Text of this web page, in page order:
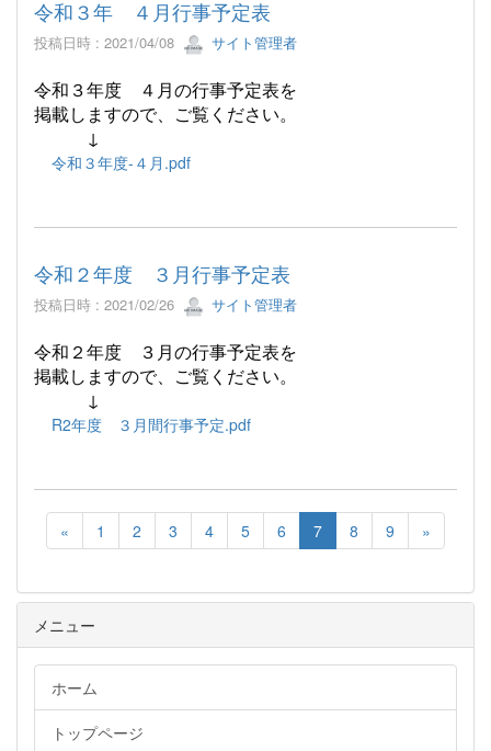
令和３年 ４月行事予定表
投稿日時 : 2021/04/08 サイト管理者
令和３年度 ４月の行事予定表を
掲載しますので、ご覧ください。
↓
令和３年度-４月.pdf
令和２年度 ３月行事予定表
投稿日時 : 2021/02/26 サイト管理者
令和２年度 ３月の行事予定表を
掲載しますので、ご覧ください。
↓
R2年度 ３月間行事予定.pdf
« 1 2 3 4 5 6 7 8 9 »
メニュー
ホーム
トップページ